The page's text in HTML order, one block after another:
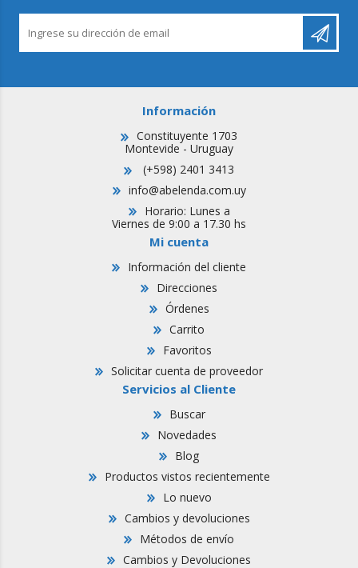
Información
Constituyente 1703
Montevide - Uruguay
(+598) 2401 3413
info@abelenda.com.uy
Horario: Lunes a
Viernes de 9:00 a 17.30 hs
Mi cuenta
Información del cliente
Direcciones
Órdenes
Carrito
Favoritos
Solicitar cuenta de proveedor
Servicios al Cliente
Buscar
Novedades
Blog
Productos vistos recientemente
Lo nuevo
Cambios y devoluciones
Métodos de envío
Cambios y Devoluciones